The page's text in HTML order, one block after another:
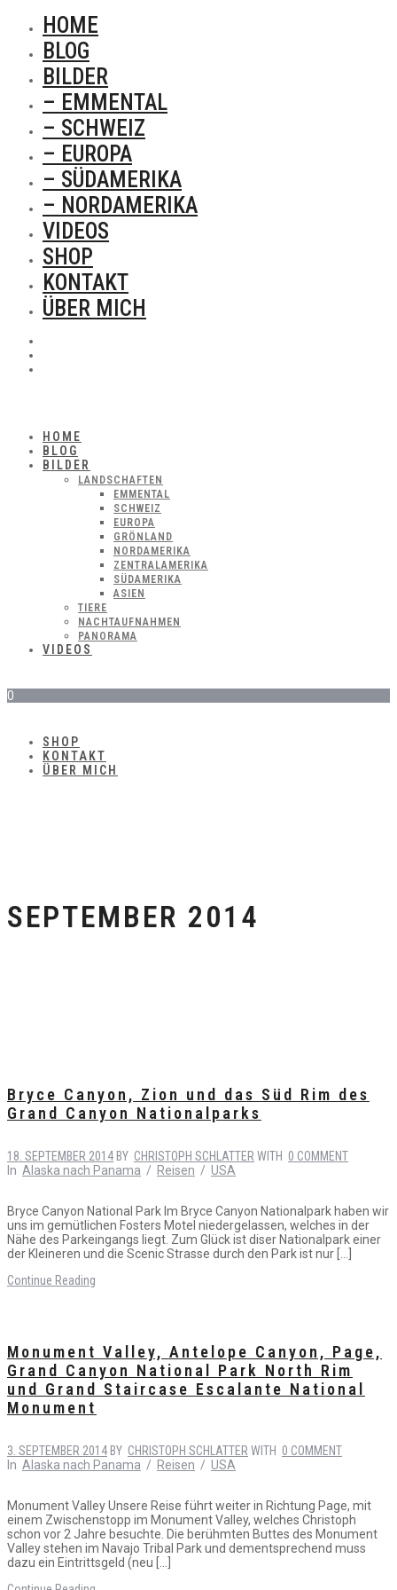
HOME
BLOG
BILDER
– EMMENTAL
– SCHWEIZ
– EUROPA
– SÜDAMERIKA
– NORDAMERIKA
VIDEOS
SHOP
KONTAKT
ÜBER MICH
HOME
BLOG
BILDER
LANDSCHAFTEN
EMMENTAL
SCHWEIZ
EUROPA
GRÖNLAND
NORDAMERIKA
ZENTRALAMERIKA
SÜDAMERIKA
ASIEN
TIERE
NACHTAUFNAHMEN
PANORAMA
VIDEOS
0
SHOP
KONTAKT
ÜBER MICH
SEPTEMBER 2014
Bryce Canyon, Zion und das Süd Rim des
Grand Canyon Nationalparks
18. SEPTEMBER 2014 BY CHRISTOPH SCHLATTER WITH 0 COMMENT
In Alaska nach Panama / Reisen / USA
Bryce Canyon National Park Im Bryce Canyon Nationalpark haben wir
uns im gemütlichen Fosters Motel niedergelassen, welches in der
Nähe des Parkeingangs liegt. Zum Glück ist diser Nationalpark einer
der Kleineren und die Scenic Strasse durch den Park ist nur […]
Continue Reading
Monument Valley, Antelope Canyon, Page,
Grand Canyon National Park North Rim
und Grand Staircase Escalante National
Monument
3. SEPTEMBER 2014 BY CHRISTOPH SCHLATTER WITH 0 COMMENT
In Alaska nach Panama / Reisen / USA
Monument Valley Unsere Reise führt weiter in Richtung Page, mit
einem Zwischenstopp im Monument Valley, welches Christoph
schon vor 2 Jahre besuchte. Die berühmten Buttes des Monument
Valley stehen im Navajo Tribal Park und dementsprechend muss
dazu ein Eintrittsgeld (neu […]